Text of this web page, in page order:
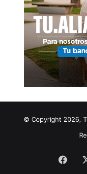
© Copyright 2026,